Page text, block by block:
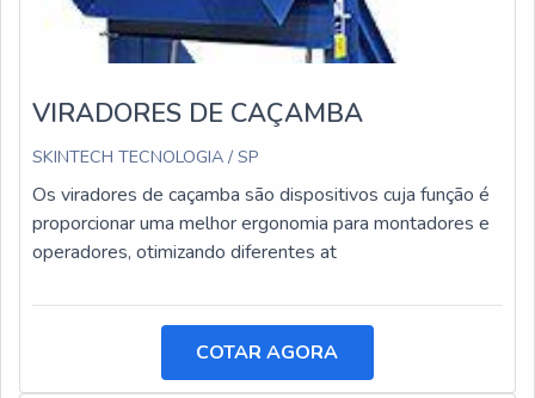
VIRADORES DE CAÇAMBA
SKINTECH TECNOLOGIA / SP
Os viradores de caçamba são dispositivos cuja função é
proporcionar uma melhor ergonomia para montadores e
operadores, otimizando diferentes at
COTAR AGORA